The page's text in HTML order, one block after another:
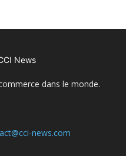
dans le monde.
news.com